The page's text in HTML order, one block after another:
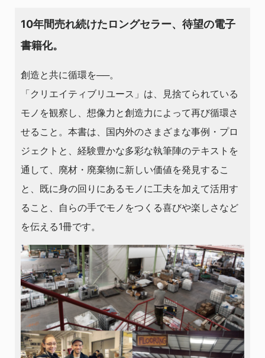
10年間売れ続けたロングセラー、待望の電子
書籍化。
創造と共に循環を──。
「クリエイティブリユース」は、見捨てられている
モノを観察し、想像力と創造力によって再び循環さ
せること。本書は、国内外のさまざまな事例・プロ
ジェクトと、経験豊かな多彩な執筆陣のテキストを
通して、廃材・廃棄物に新しい価値を発見するこ
と、既に身の回りにあるモノに工夫を加えて活用す
ること、自らの手でモノをつくる喜びや楽しさなど
を伝える1冊です。